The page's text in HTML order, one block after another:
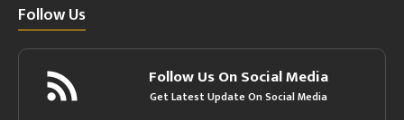
Follow Us
Follow Us On Social Media
Get Latest Update On Social Media